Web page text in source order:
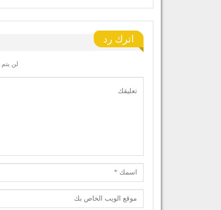
اترك رد
لن